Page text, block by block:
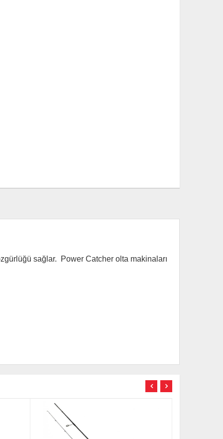
sağlar. Power Catcher olta makinaları
TÜKENDİ